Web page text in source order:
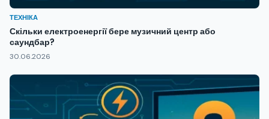
ТЕХНІКА
Скільки електроенергії бере музичний центр або
саундбар?
30.06.2026